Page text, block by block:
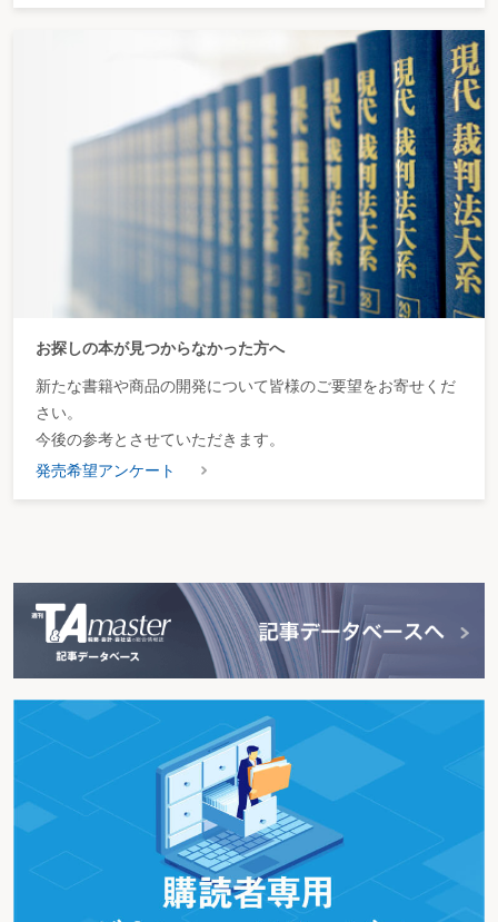
お探しの本が見つからなかった方へ
新たな書籍や商品の開発について皆様のご要望をお寄せくだ
さい。
今後の参考とさせていただきます。
発売希望アンケート